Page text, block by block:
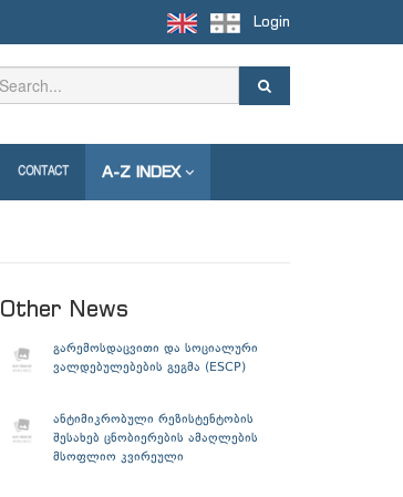
Login
CONTACT A-Z INDEX
Other News
გარემოსდაცვითი და სოციალური
ვალდებულებების გეგმა (ESCP)
ანტიმიკრობული რეზისტენტობის
შესახებ ცნობიერების ამაღლების
მსოფლიო კვირეული